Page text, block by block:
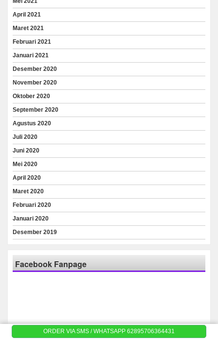
April 2021
Maret 2021
Februari 2021
Januari 2021
Desember 2020
November 2020
Oktober 2020
September 2020
Agustus 2020
Juli 2020
Juni 2020
Mei 2020
April 2020
Maret 2020
Februari 2020
Januari 2020
Desember 2019
Facebook Fanpage
ORDER VIA SMS / WHATSAPP 62895706364431